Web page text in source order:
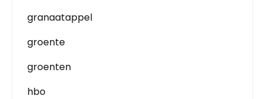
granaatappel
groente
groenten
hbo